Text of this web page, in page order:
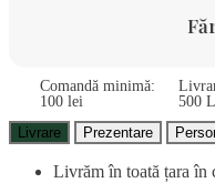
Comandă minimă:
100 lei
500
Livrare
Prezentare
Livrăm în toată țara în